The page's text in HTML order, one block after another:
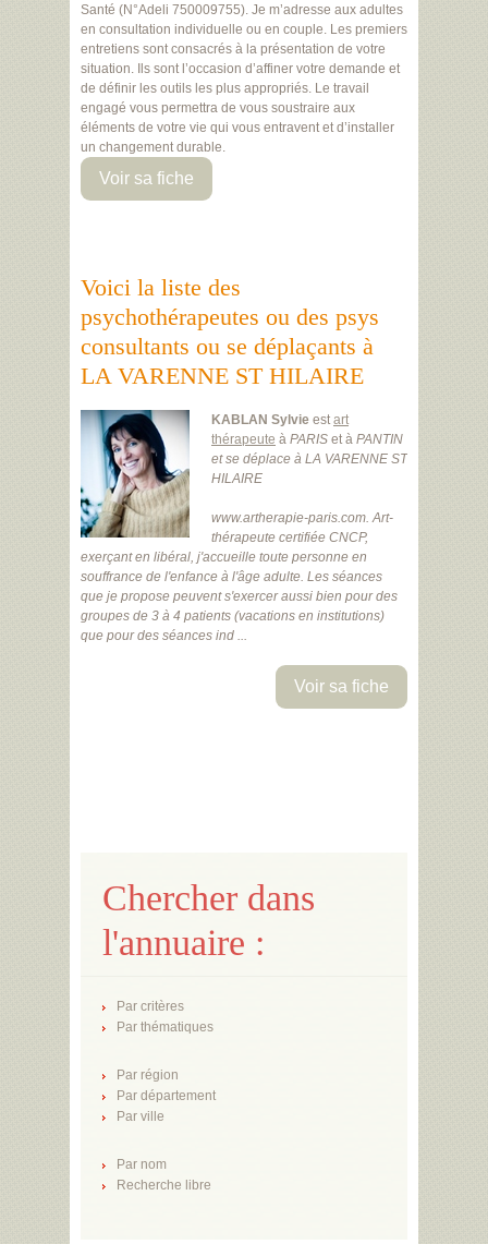
Santé (N°Adeli 750009755). Je m’adresse aux adultes
en consultation individuelle ou en couple. Les premiers
entretiens sont consacrés à la présentation de votre
situation. Ils sont l’occasion d’affiner votre demande et
de définir les outils les plus appropriés. Le travail
engagé vous permettra de vous soustraire aux
éléments de votre vie qui vous entravent et d’installer
un changement durable.
Voir sa fiche
Voici la liste des
psychothérapeutes ou des psys
consultants ou se déplaçants à
LA VARENNE ST HILAIRE
KABLAN Sylvie estart
thérapeute à PARIS et à PANTIN
et se déplace à LA VARENNE ST
HILAIRE
www.artherapie-paris.com. Art-
thérapeute certifiée CNCP,
exerçant en libéral, j'accueille toute personne en
souffrance de l'enfance à l'âge adulte. Les séances
que je propose peuvent s'exercer aussi bien pour des
groupes de 3 à 4 patients (vacations en institutions)
que pour des séances ind ...
Voir sa fiche
Chercher dans
l'annuaire :
Par critères
Par thématiques
Par région
Par département
Par ville
Par nom
Recherche libre